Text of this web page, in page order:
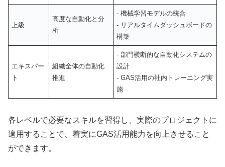
上級
高度な自動化と分
析
- 機械学習モデルの統合
- リアルタイムダッシュボードの
構築
エキスパー
ト
組織全体の自動化
推進
- 部門横断的な自動化システムの
設計
- GAS活用の社内トレーニング実
施
各レベルで必要なスキルを習得し、実際のプロジェクトに
適用することで、着実にGAS活用能力を向上させること
ができます。